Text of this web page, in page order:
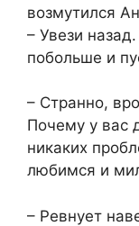
возмутился
– Увези
побольше и
– Странно,
Почему у вас
никаких
любимся и
– Ревнует